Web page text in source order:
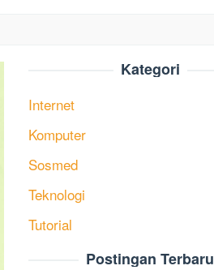
Kategori
Internet
Komputer
Sosmed
Teknologi
Tutorial
Postingan Terbaru